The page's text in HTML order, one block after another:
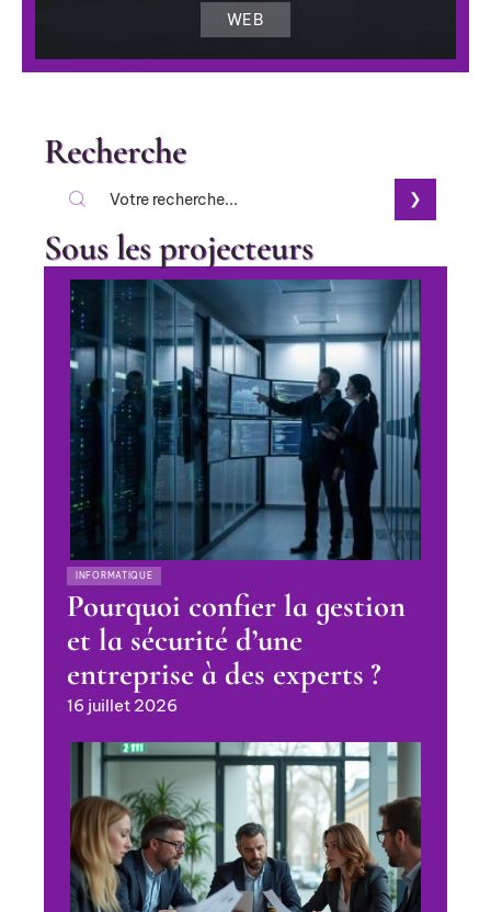
WEB
Recherche
Sous les projecteurs
INFORMATIQUE
Pourquoi confier la gestion
et la sécurité d’une
entreprise à des experts ?
16 juillet 2026